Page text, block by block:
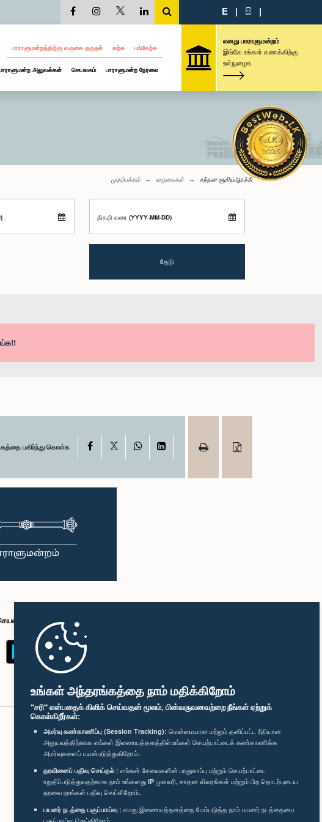
உங்கள் அந்தரங்கத்தை நாம் மதிக்கிறோம்
"சரி" என்பதைக் கிளிக் செய்வதன் மூலம், பின்வருவனவற்றை நீங்கள் ஏற்றுக்
கொள்கிறீர்கள்:
அமர்வு கண்காணிப்பு (Session Tracking): மென்மையான மற்றும் தனிப்பட்ட ரீதியான
அனுபவத்திற்காக எங்கள் இணையத்தளத்தில் உங்கள் செயற்பாட்டைக் கண்காணிக்க
அமர்வுகளைப் பயன்படுத்துகிறோம்.
தரவினைப் பதிவு செய்தல் : எங்கள் சேவைகளின் பாதுகாப்பு மற்றும் செயற்பாட்டை
உறுதிப்படுத்துவதற்காக நாம் உங்களது IP முகவரி, சாதன விவரங்கள் மற்றும் பிற தொடர்புடைய
தரவை நாங்கள் பதிவு செய்கிறோம்.
பயனர் நடத்தை பகுப்பாய்வு : எமது இணையத்தளத்தை மேம்படுத்த நாம் பயனர் நடத்தையை
E | සි |
பாராளுமன்றத்திற்கு வருகை தருதல் கற்க பங்கேற்க
அலுவல்கள் செயலகம் பாராளுமன்ற நேரலை
எனது பாராளுமன்றம்
இங்கே உங்கள் கணக்கிற்கு
உள்நுழைக
முதற்பக்கம் வருகைகள் சந்தன சூரியஆரச்சி
திகதி வரை (YYYY-MM-DD)
தேடு
பகிர்ந்து கொள்க Facebook WhatsAppLinkedIn